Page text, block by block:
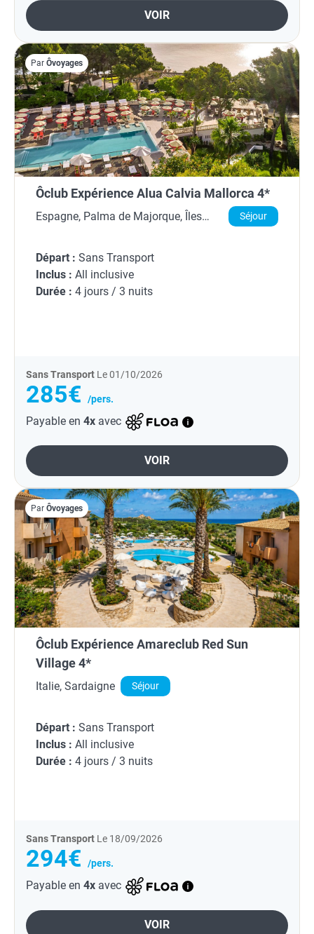
VOIR
Par Ôvoyages
Ôclub Expérience Alua Calvia Mallorca 4*
Espagne, Palma de Majorque, Îles
Séjour
Départ : Sans Transport
Inclus : All inclusive
Durée : 4 jours / 3 nuits
Sans Transport Le 01/10/2026
285€ /pers.
Payable en 4x avec
VOIR
Par Ôvoyages
Ôclub Expérience Amareclub Red Sun
Village 4*
Italie, Sardaigne Séjour
Départ : Sans Transport
Inclus : All inclusive
Durée : 4 jours / 3 nuits
Sans Transport Le 18/09/2026
294€ /pers.
Payable en 4x avec
VOIR